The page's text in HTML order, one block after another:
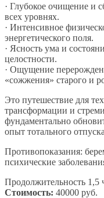
· Глубокое очищение и
всех уровнях.
· Интенсивное
энергетического поля.
· Ясность ума и
целостности.
· Ощущение
«сожжения» старого и
Это путешествие для
трансформации и
фундаментально
опыт тотального
Противопоказания:
психические
Продолжительность 1,5
Стоимость: 40000 руб.